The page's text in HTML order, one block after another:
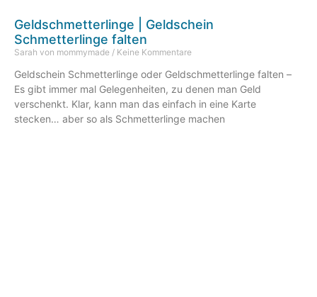
Geldschmetterlinge | Geldschein
Schmetterlinge falten
Sarah von mommymade Keine Kommentare
Geldschein Schmetterlinge oder Geldschmetterlinge falten –
Es gibt immer mal Gelegenheiten, zu denen man Geld
verschenkt. Klar, kann man das einfach in eine Karte
stecken… aber so als Schmetterlinge machen